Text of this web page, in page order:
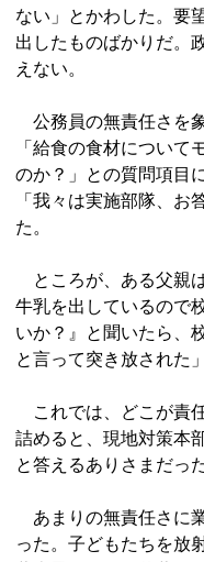
ない」とかわした。要
出したものばかりだ。
えない。
公務員の無責任さを
「給食の食材について
のか？」との質問項目
「我々は実施部隊、お
た。
ところが、ある父親
牛乳を出しているので
いか？』と聞いたら、
と言って突き放された」
これでは、どこが責
詰めると、現地対策本
と答えるありさまだった
あまりの無責任さに
った。子どもたちを放